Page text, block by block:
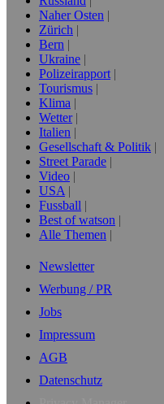
Naher Osten
Zürich
Bern
Ukraine
Polizeirapport
Tourismus
Klima
Wetter
Italien
Gesellschaft & Politik
Street Parade
Video
USA
Fussball
Best of watson
Alle Themen
Newsletter
Werbung / PR
Jobs
Impressum
AGB
Datenschutz